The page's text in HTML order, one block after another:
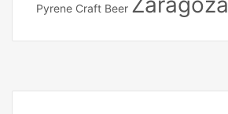
Pyrene Craft Beer